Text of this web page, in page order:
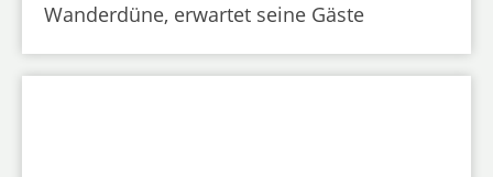
Wanderdüne, erwartet seine Gäste